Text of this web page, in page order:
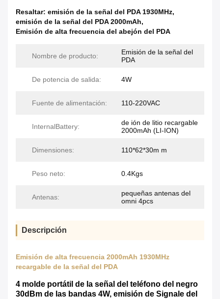
Resaltar: emisión de la señal del PDA 1930MHz,
emisión de la señal del PDA 2000mAh,
Emisión de alta frecuencia del abejón del PDA
Nombre de producto:
Emisión de la señal del
PDA
De potencia de salida: 4W
Fuente de alimentación: 110-220VAC
InternalBattery:
de ión de litio recargable
2000mAh (LI-ION)
Dimensiones: 110*62*30m m
Peso neto: 0.4Kgs
Antenas:
pequeñas antenas del
omni 4pcs
Descripción
Emisión de alta frecuencia 2000mAh 1930MHz
recargable de la señal del PDA
4 molde portátil de la señal del teléfono del negro
30dBm de las bandas 4W, emisión de Signale del